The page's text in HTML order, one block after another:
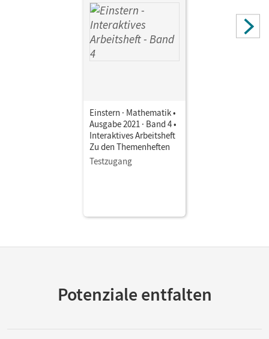
Einstern · Mathematik •
Ausgabe 2021 · Band 4 •
Interaktives Arbeitsheft
Zu den Themenheften
Testzugang
Potenziale entfalten